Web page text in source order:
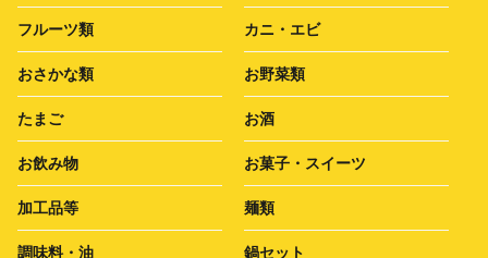
フルーツ類 カニ・エビ
おさかな類 お野菜類
たまご お酒
お飲み物 お菓子・スイーツ
加工品等 麺類
調味料・油 鍋セット